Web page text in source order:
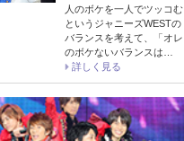
人のボケを一人でツッコむ
というジャニーズWESTの
バランスを考えて、「オレ
のボケないバランスは…
詳しく見る